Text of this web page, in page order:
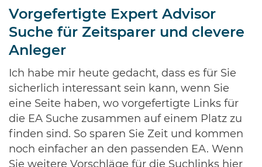
Vorgefertigte Expert Advisor
Suche für Zeitsparer und clevere
Anleger
Ich habe mir heute gedacht, dass es für Sie
sicherlich interessant sein kann, wenn Sie
eine Seite haben, wo vorgefertigte Links für
die EA Suche zusammen auf einem Platz zu
finden sind. So sparen Sie Zeit und kommen
noch einfacher an den passenden EA. Wenn
Sie weitere Vorschläge für die Suchlinks hier